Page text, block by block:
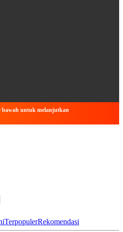
bawah untuk melanjutkan
TerpopulerRekomendasi